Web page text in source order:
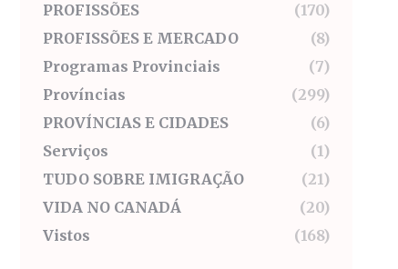
PROFISSÕES
(170)
PROFISSÕES E MERCADO
(8)
Programas Provinciais
(7)
Províncias
(299)
PROVÍNCIAS E CIDADES
(6)
Serviços
(1)
TUDO SOBRE IMIGRAÇÃO
(21)
VIDA NO CANADÁ
(20)
Vistos
(168)